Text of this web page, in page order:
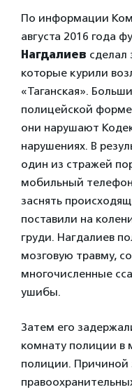
По информации
августа 2016 года
Нагдалиев сделал
которые курили
«Таганская».
полицейской
они нарушают
нарушениях. В
один из стражей
мобильный
заснять
поставили на
груди. Нагдалиев
мозговую травму,
многочисленные
ушибы.
Затем его
комнату полиции в
полиции. Причиной